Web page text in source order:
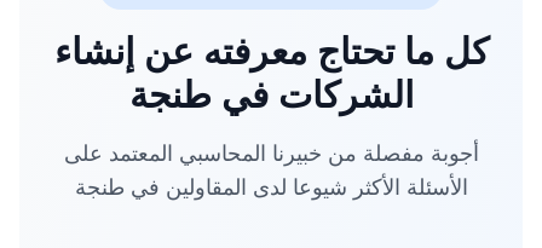
كل ما تحتاج معرفته عن إنشاء
الشركات في طنجة
أجوبة مفصلة من خبيرنا المحاسبي المعتمد على
الأسئلة الأكثر شيوعا لدى المقاولين في طنجة